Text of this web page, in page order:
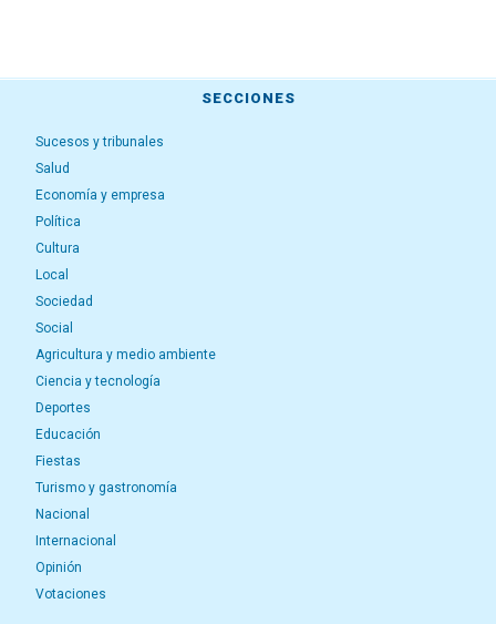
SECCIONES
Sucesos y tribunales
Salud
Economía y empresa
Política
Cultura
Local
Sociedad
Social
Agricultura y medio ambiente
Ciencia y tecnología
Deportes
Educación
Fiestas
Turismo y gastronomía
Nacional
Internacional
Opinión
Votaciones